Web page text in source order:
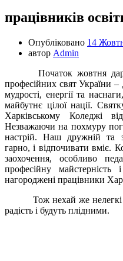
працівників
Опубліковано 14
автор Admin
Початок жовтня
професійних свят України
мудрості, енергії та
майбутнє цілої нації.
Харківському Коледжі
Незважаючи на похмуру
настрій. Наш дружній та
гарно, і відпочивати вміє.
заохочення, особливо
професійну майстерність
нагороджені працівники
Тож нехай же нелегкі
радість і будуть плідними.